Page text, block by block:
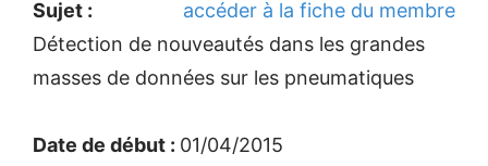
accéder à la fiche du membre
Sujet :
Détection de nouveautés dans les grandes
masses de données sur les pneumatiques
Date de début : 01/04/2015